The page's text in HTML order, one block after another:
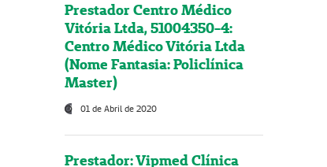
Prestador Centro Médico
Vitória Ltda, 51004350-4:
Centro Médico Vitória Ltda
(Nome Fantasia: Policlínica
Master)
01 de Abril de 2020
Prestador: Vipmed Clínica